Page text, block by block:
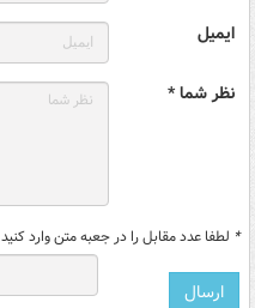
ایمیل
نظر شما *
* لطفا عدد مقابل را در جعبه متن وارد کنید